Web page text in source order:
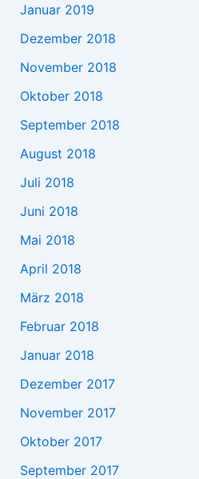
Januar 2019
Dezember 2018
November 2018
Oktober 2018
September 2018
August 2018
Juli 2018
Juni 2018
Mai 2018
April 2018
März 2018
Februar 2018
Januar 2018
Dezember 2017
November 2017
Oktober 2017
September 2017